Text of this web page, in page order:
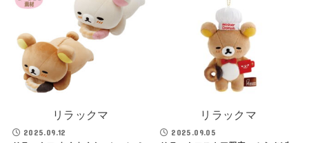
リラックマ
2025.09.12
リラックマ
2025.09.05